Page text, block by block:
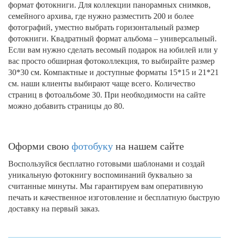
формат фотокниги. Для коллекции панорамных снимков,
семейного архива, где нужно разместить 200 и более
фотографий, уместно выбрать горизонтальный размер
фотокниги. Квадратный формат альбома – универсальный.
Если вам нужно сделать весомый подарок на юбилей или у
вас просто обширная фотоколлекция, то выбирайте размер
30*30 см. Компактные и доступные форматы 15*15 и 21*21
см. наши клиенты выбирают чаще всего. Количество
страниц в фотоальбоме 30. При необходимости на сайте
можно добавить страницы до 80.
Оформи свою фотобуку на нашем сайте
Воспользуйся бесплатно готовыми шаблонами и создай
уникальную фотокнигу воспоминаний буквально за
считанные минуты. Мы гарантируем вам оперативную
печать и качественное изготовление и бесплатную быструю
доставку на первый заказ.